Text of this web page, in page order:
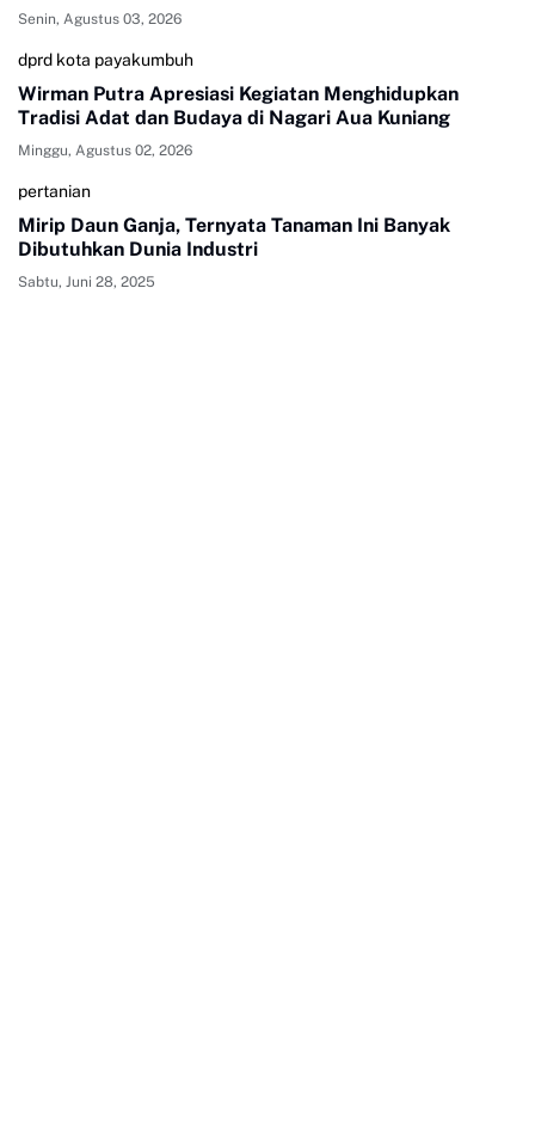
Senin, Agustus 03, 2026
dprd kota payakumbuh
Wirman Putra Apresiasi Kegiatan Menghidupkan
Tradisi Adat dan Budaya di Nagari Aua Kuniang
Minggu, Agustus 02, 2026
pertanian
Mirip Daun Ganja, Ternyata Tanaman Ini Banyak
Dibutuhkan Dunia Industri
Sabtu, Juni 28, 2025